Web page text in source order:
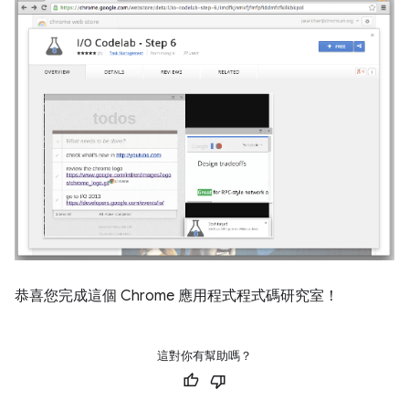
恭喜您完成這個 Chrome 應用程式程式碼研究室！
這對你有幫助嗎？